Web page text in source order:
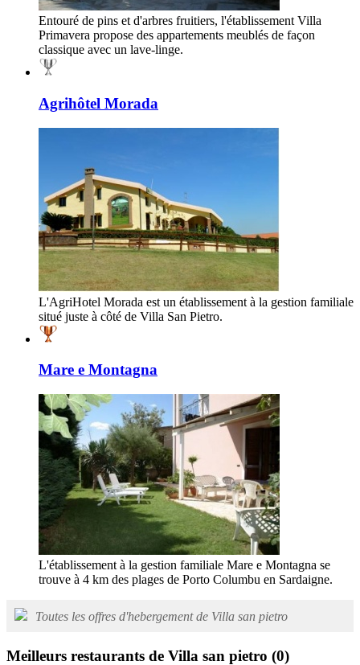
Entouré de pins et d'arbres fruitiers, l'établissement Villa
Primavera propose des appartements meublés de façon
classique avec un lave-linge.
Agrihôtel Morada
L'AgriHotel Morada est un établissement à la gestion familiale
situé juste à côté de Villa San Pietro.
Mare e Montagna
L'établissement à la gestion familiale Mare e Montagna se
trouve à 4 km des plages de Porto Columbu en Sardaigne.
Toutes les offres d'hebergement de Villa san pietro
Meilleurs restaurants de Villa san pietro (0)